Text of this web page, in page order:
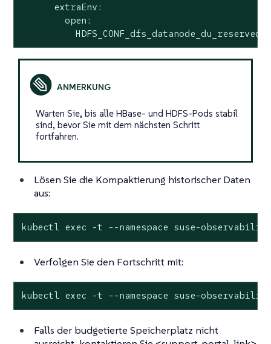
      extraEnv:
        open:
Warten Sie, bis alle HBase- und HDFS-Pods stabil
sind, bevor Sie mit dem nächsten Schritt
fortfahren.
Lösen Sie die Kompaktierung historischer Daten
aus:
kubectl exec -t --namespace suse-
Verfolgen Sie den Fortschritt mit:
kubectl exec -t --namespace suse-
Falls der budgetierte Speicherplatz nicht